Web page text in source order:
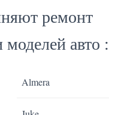
ремонт
авто :
Almera